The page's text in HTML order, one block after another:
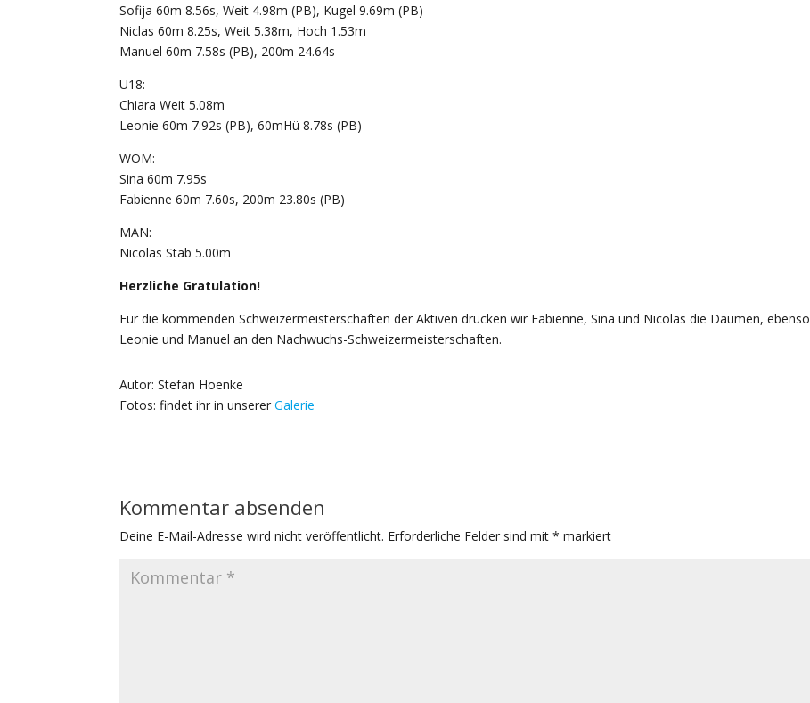
Sofija 60m 8.56s, Weit 4.98m (PB), Kugel 9.69m (PB)
Niclas 60m 8.25s, Weit 5.38m, Hoch 1.53m
Manuel 60m 7.58s (PB), 200m 24.64s
U18:
Chiara Weit 5.08m
Leonie 60m 7.92s (PB), 60mHü 8.78s (PB)
WOM:
Sina 60m 7.95s
Fabienne 60m 7.60s, 200m 23.80s (PB)
MAN:
Nicolas Stab 5.00m
Herzliche Gratulation!
Für die kommenden Schweizermeisterschaften der Aktiven drücken wir Fabienne, Sina und Nicolas die Daumen, ebenso
Leonie und Manuel an den Nachwuchs-Schweizermeisterschaften.
Autor: Stefan Hoenke
Fotos: findet ihr in unsererGalerie
Kommentar absenden
Deine E-Mail-Adresse wird nicht veröffentlicht. Erforderliche Felder sind mit* markiert